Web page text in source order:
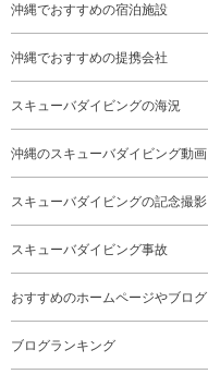
沖縄でおすすめの宿泊施設
沖縄でおすすめの提携会社
スキューバダイビングの海況
沖縄のスキューバダイビング動画
スキューバダイビングの記念撮影
スキューバダイビング事故
おすすめのホームページやブログ
ブログランキング